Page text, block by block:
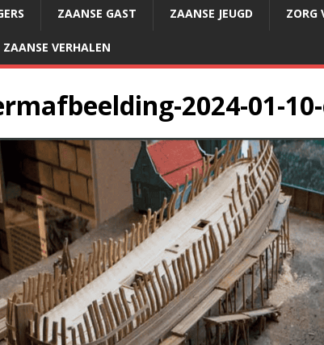
ZAANSE GAST ZAANSE JEUGD ZORG
VERHALEN
2024-01-